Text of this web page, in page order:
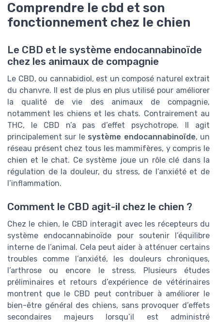
Comprendre le cbd et son
fonctionnement chez le chien
Le CBD et le système endocannabinoïde
chez les animaux de compagnie
Le CBD, ou cannabidiol, est un composé naturel extrait
du chanvre. Il est de plus en plus utilisé pour améliorer
la qualité de vie des animaux de compagnie,
notamment les chiens et les chats. Contrairement au
THC, le CBD n’a pas d’effet psychotrope. Il agit
principalement sur le système endocannabinoïde, un
réseau présent chez tous les mammifères, y compris le
chien et le chat. Ce système joue un rôle clé dans la
régulation de la douleur, du stress, de l’anxiété et de
l’inflammation.
Comment le CBD agit-il chez le chien ?
Chez le chien, le CBD interagit avec les récepteurs du
système endocannabinoïde pour soutenir l’équilibre
interne de l’animal. Cela peut aider à atténuer certains
troubles comme l’anxiété, les douleurs chroniques,
l’arthrose ou encore le stress. Plusieurs études
préliminaires et retours d’expérience de vétérinaires
montrent que le CBD peut contribuer à améliorer le
bien-être général des chiens, sans provoquer d’effets
secondaires majeurs lorsqu’il est administré